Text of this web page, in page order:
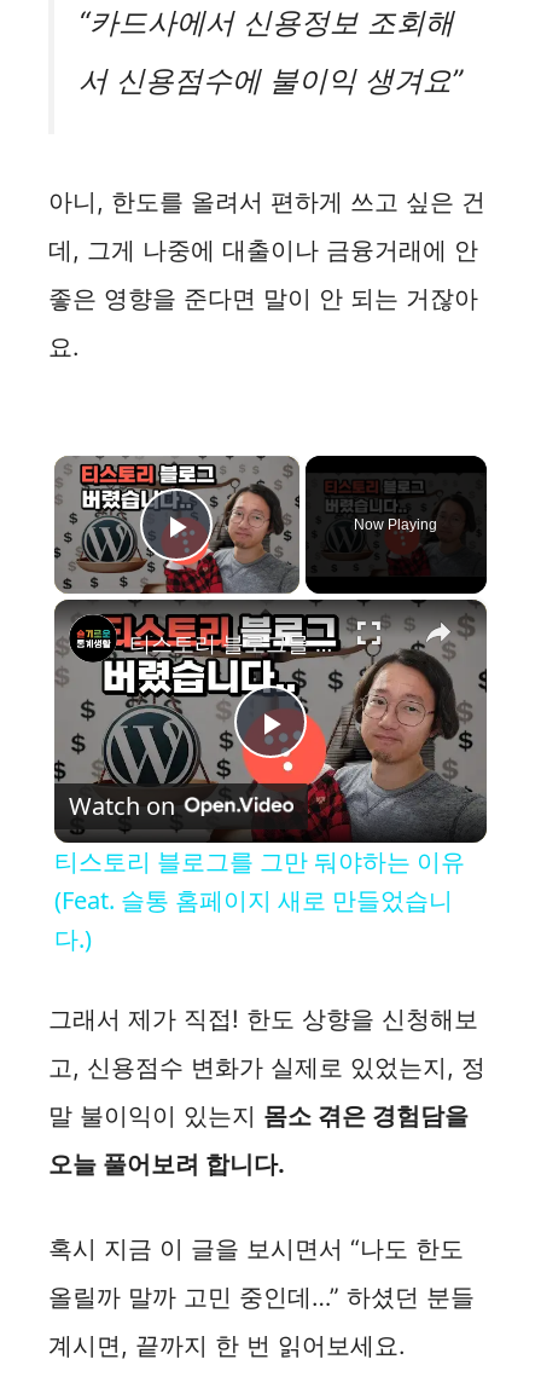
“카드사에서 신용정보 조회해
서 신용점수에 불이익 생겨요”
아니, 한도를 올려서 편하게 쓰고 싶은 건
데, 그게 나중에 대출이나 금융거래에 안
좋은 영향을 준다면 말이 안 되는 거잖아
요.
×
Play Video
Now Playing
×
P
l
a
V
i
e
o
티스토리 블로그를 그만 둬야하는 이유 (Feat. 슬통 홈페이지 새로 만들었습니다.)
Watch on
티스토리 블로그를 그만 둬야하는 이유
(Feat. 슬통 홈페이지 새로 만들었습니
다.)
그래서 제가 직접! 한도 상향을 신청해보
고, 신용점수 변화가 실제로 있었는지, 정
말 불이익이 있는지 몸소 겪은 경험담을
오늘 풀어보려 합니다.
혹시 지금 이 글을 보시면서 “나도 한도
올릴까 말까 고민 중인데…” 하셨던 분들
계시면, 끝까지 한 번 읽어보세요.